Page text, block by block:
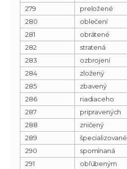
279
preložené
280
oblečení
281
obrátené
282
stratená
283
ozbrojení
284
zložený
285
zbavený
286
riadiaceho
287
pripravených
288
zničený
289
špecializované
290
spomínaná
291
obľúbeným